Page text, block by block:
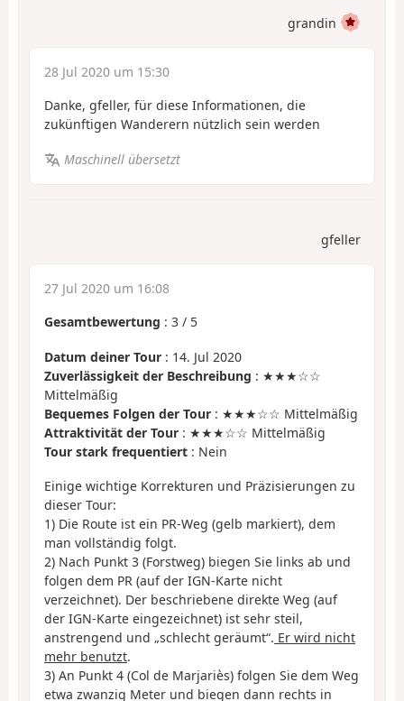
grandin
28 Jul 2020 um 15:30
Danke, gfeller, für diese Informationen, die
zukünftigen Wanderern nützlich sein werden
Maschinell übersetzt
gfeller
27 Jul 2020 um 16:08
Gesamtbewertung : 3 / 5
Datum deiner Tour : 14. Jul 2020
Zuverlässigkeit der Beschreibung : ★★★☆☆
Mittelmäßig
Bequemes Folgen der Tour : ★★★☆☆ Mittelmäßig
Attraktivität der Tour : ★★★☆☆ Mittelmäßig
Tour stark frequentiert : Nein
Einige wichtige Korrekturen und Präzisierungen zu
dieser Tour:
1) Die Route ist ein PR-Weg (gelb markiert), dem
man vollständig folgt.
2) Nach Punkt 3 (Forstweg) biegen Sie links ab und
folgen dem PR (auf der IGN-Karte nicht
verzeichnet). Der beschriebene direkte Weg (auf
der IGN-Karte eingezeichnet) ist sehr steil,
anstrengend und „schlecht geräumt“. Er wird nicht
mehr benutzt.
3) An Punkt 4 (Col de Marjariès) folgen Sie dem Weg
etwa zwanzig Meter und biegen dann rechts in